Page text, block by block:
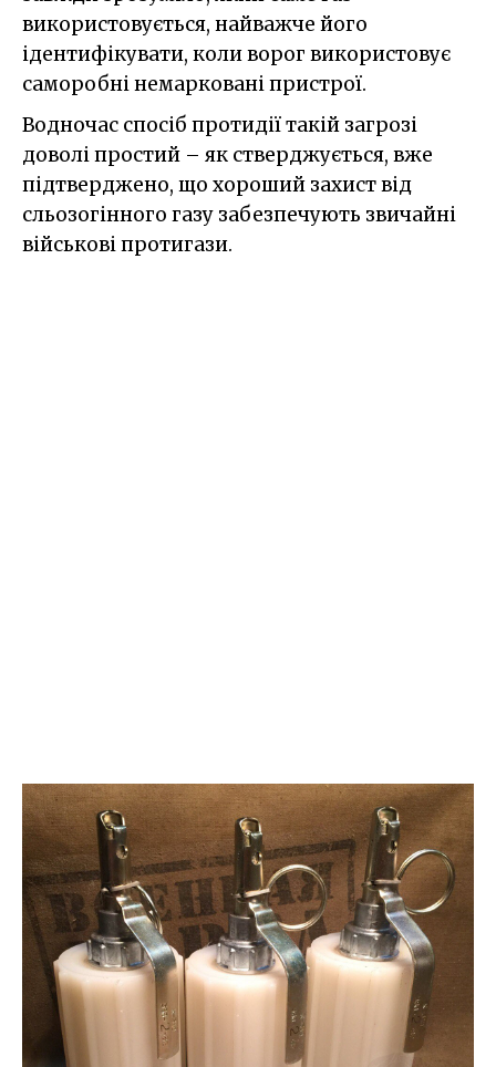
використовується, найважче його
ідентифікувати, коли ворог використовує
саморобні немарковані пристрої.
Водночас спосіб протидії такій загрозі
доволі простий – як стверджується, вже
підтверджено, що хороший захист від
сльозогінного газу забезпечують звичайні
військові протигази.